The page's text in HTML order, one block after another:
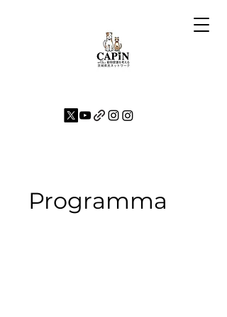
Programma